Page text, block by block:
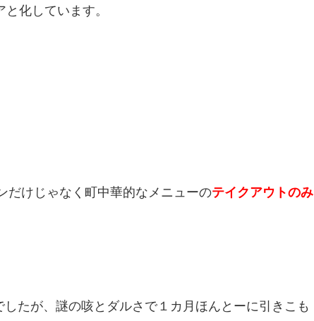
化しています。
だけじゃなく町中華的なメニューのテイクアウトのみ
たが、謎の咳とダルさで１カ月ほんとーに引きこも